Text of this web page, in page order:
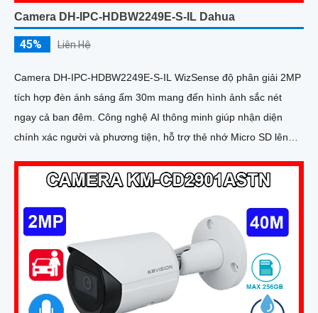
Camera DH-IPC-HDBW2249E-S-IL Dahua
45% Liên Hệ
Camera DH-IPC-HDBW2249E-S-IL WizSense độ phân giải 2MP
tích hợp đèn ánh sáng ấm 30m mang đến hình ảnh sắc nét
ngay cả ban đêm. Công nghệ AI thông minh giúp nhận diện
chính xác người và phương tiện, hỗ trợ thẻ nhớ Micro SD lên